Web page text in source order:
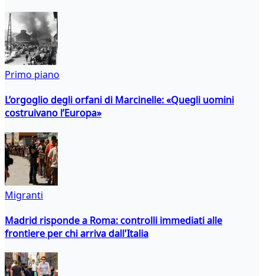
Primo piano
L’orgoglio degli orfani di Marcinelle: «Quegli uomini
costruivano l’Europa»
Migranti
Madrid risponde a Roma: controlli immediati alle
frontiere per chi arriva dall'Italia